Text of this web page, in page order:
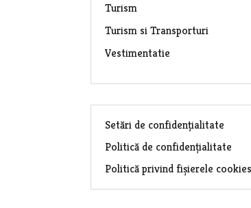
Turism
Turism si Transporturi
Vestimentatie
Setări de confidențialitate
Politică de confidențialitate
Politică privind fișierele cookies